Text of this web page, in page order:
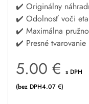
✔️ Originálny
✔️ Odolnosť voči
✔️ Maximálna
✔️ Presné tvarovanie
5.00 € s DPH
(bez DPH4.07 €)